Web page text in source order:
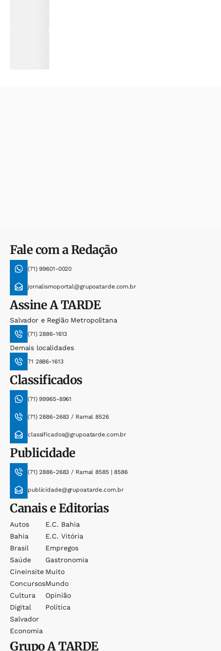
Fale com a Redação
(71) 99601-0020
jornalismoportal@grupoatarde.com.br
AssineA TARDE
Salvador e Região Metropolitana
(71) 2886-1613
Demais localidades
71 2886-1613
Classificados
(71) 99965-8961
(71) 2886-2683 / Ramal 8526
classificados@grupoatarde.com.br
Publicidade
(71) 2886-2683 / Ramal 8585 | 8586
publicidade@grupoatarde.com.br
Canais e Editorias
Autos
Bahia
Brasil
Saúde
Cineinsite
Concursos
Cultura
Digital
Salvador
Economia
E.c. Bahia
E.c. Vitória
Empregos
Gastronomia
Muito
Mundo
Opinião
Política
GrupoA TARDE